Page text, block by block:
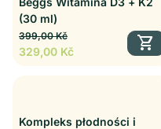
(30 ml)
Cena regularna
399,00 Kč
Cena sprzedaży
329,00 Kč
shopping_cart
Kompleks płodności i